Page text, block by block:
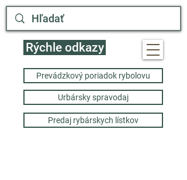
Rýchle odkazy
Prevádzkový poriadok rybolovu
Urbársky spravodaj
Predaj rybárskych lístkov